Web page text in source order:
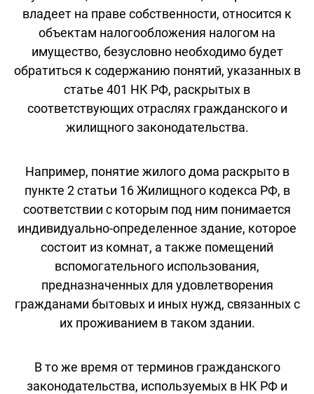
владеет на праве собственности, относится к
объектам налогообложения налогом на
имущество, безусловно необходимо будет
обратиться к содержанию понятий, указанных в
статье 401 НК РФ, раскрытых в
соответствующих отраслях гражданского и
жилищного законодательства.
Например, понятие жилого дома раскрыто в
пункте 2 статьи 16 Жилищного кодекса РФ, в
соответствии с которым под ним понимается
индивидуально-определенное здание, которое
состоит из комнат, а также помещений
вспомогательного использования,
предназначенных для удовлетворения
гражданами бытовых и иных нужд, связанных с
их проживанием в таком здании.
В то же время от терминов гражданского
законодательства, используемых в НК РФ и